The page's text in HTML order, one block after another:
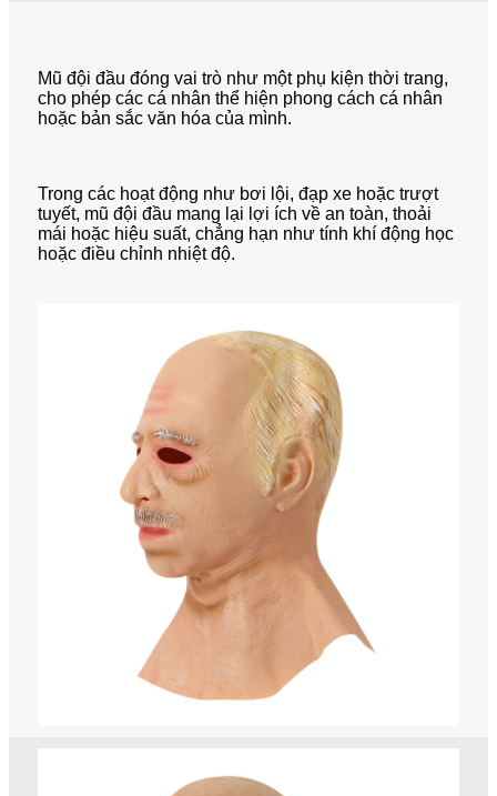
Mũ đội đầu đóng vai trò như một phụ kiện thời trang,
cho phép các cá nhân thể hiện phong cách cá nhân
hoặc bản sắc văn hóa của mình.
Trong các hoạt động như bơi lội, đạp xe hoặc trượt
tuyết, mũ đội đầu mang lại lợi ích về an toàn, thoải
mái hoặc hiệu suất, chẳng hạn như tính khí động học
hoặc điều chỉnh nhiệt độ.